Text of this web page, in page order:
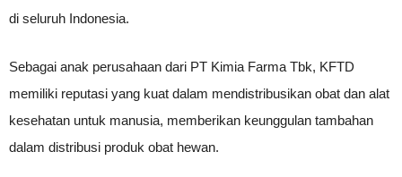
di seluruh Indonesia.
Sebagai anak perusahaan dari PT Kimia Farma Tbk, KFTD
memiliki reputasi yang kuat dalam mendistribusikan obat dan alat
kesehatan untuk manusia, memberikan keunggulan tambahan
dalam distribusi produk obat hewan.